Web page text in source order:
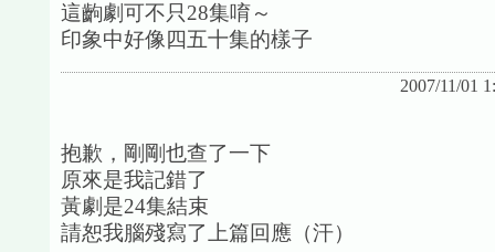
這齣劇可不只28集唷～
印象中好像四五十集的樣子
2007/11/01
抱歉，剛剛也查了一下
原來是我記錯了
黃劇是24集結束
請恕我腦殘寫了上篇回應（汗）